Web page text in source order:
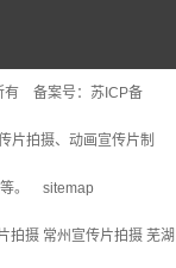
有 备案号： 苏ICP备
片拍摄、动画宣传片制
等。 sitemap
拍摄 常州宣传片拍摄 芜湖